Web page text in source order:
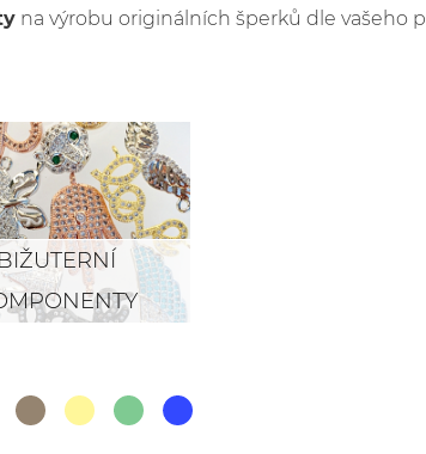
na výrobu originálních šperků dle vašeho
BIŽUTERNÍ